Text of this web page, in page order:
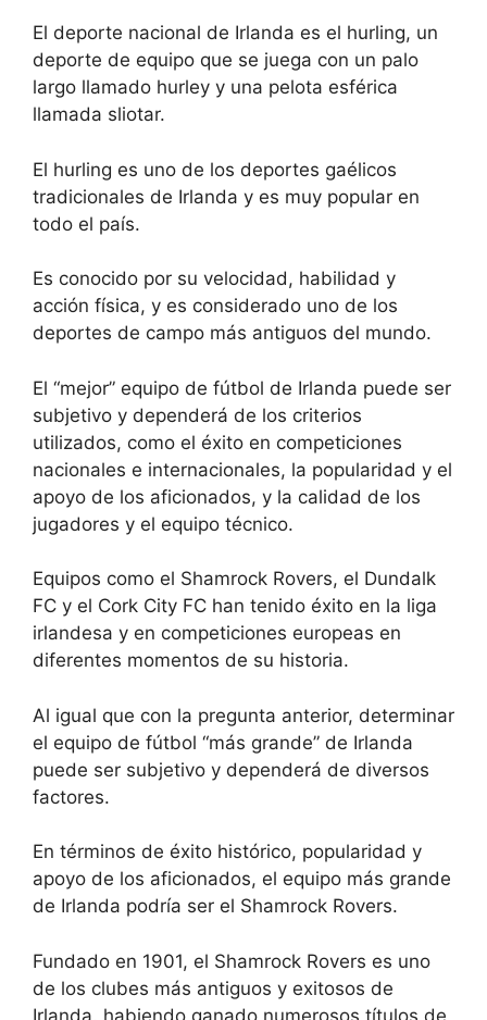
El deporte nacional de Irlanda es el hurling, un
deporte de equipo que se juega con un palo
largo llamado hurley y una pelota esférica
llamada sliotar.
El hurling es uno de los deportes gaélicos
tradicionales de Irlanda y es muy popular en
todo el país.
Es conocido por su velocidad, habilidad y
acción física, y es considerado uno de los
deportes de campo más antiguos del mundo.
El “mejor” equipo de fútbol de Irlanda puede ser
subjetivo y dependerá de los criterios
utilizados, como el éxito en competiciones
nacionales e internacionales, la popularidad y el
apoyo de los aficionados, y la calidad de los
jugadores y el equipo técnico.
Equipos como el Shamrock Rovers, el Dundalk
FC y el Cork City FC han tenido éxito en la liga
irlandesa y en competiciones europeas en
diferentes momentos de su historia.
Al igual que con la pregunta anterior, determinar
el equipo de fútbol “más grande” de Irlanda
puede ser subjetivo y dependerá de diversos
factores.
En términos de éxito histórico, popularidad y
apoyo de los aficionados, el equipo más grande
de Irlanda podría ser el Shamrock Rovers.
Fundado en 1901, el Shamrock Rovers es uno
de los clubes más antiguos y exitosos de
Irlanda, habiendo ganado numerosos títulos de